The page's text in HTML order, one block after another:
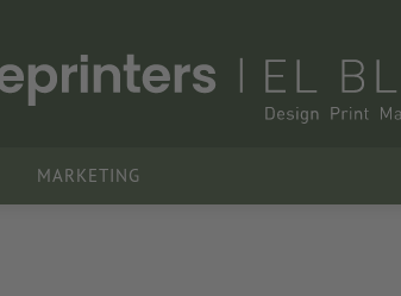
MARKETING